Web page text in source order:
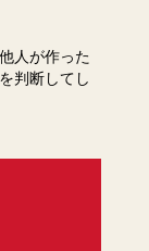
人が作った
判断してし